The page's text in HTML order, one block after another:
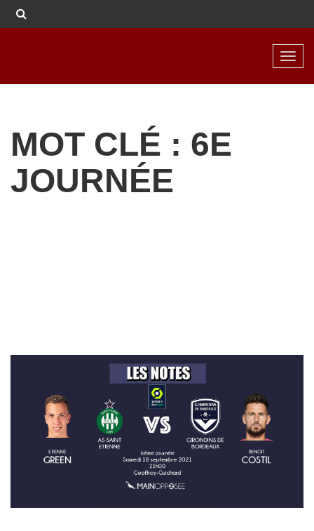
MOT CLÉ : 6E
JOURNÉE